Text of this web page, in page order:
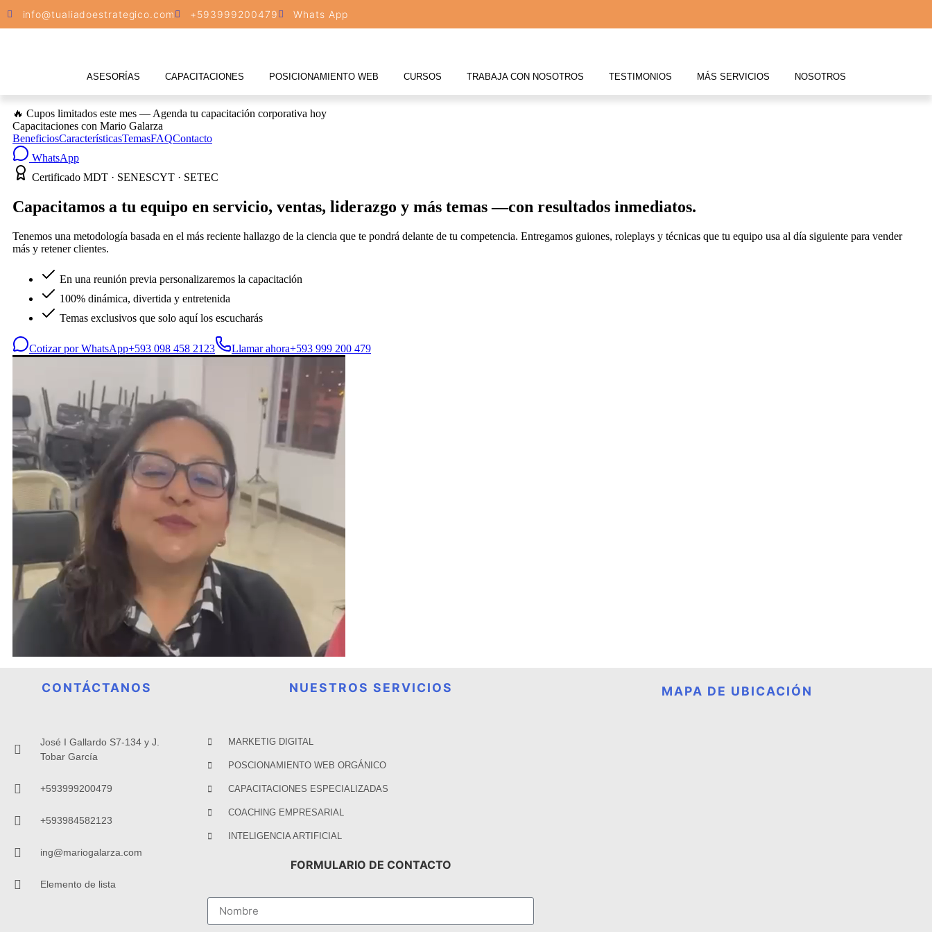
info@tualiadoestrategico.com +593999200479 Whats App
ASESORÍAS CAPACITACIONES POSICIONAMIENTO WEB CURSOS TRABAJA CON NOSOTROS TESTIMONIOS MÁS SERVICIOS NOSOTROS
CONTÁCTANOS
José I Gallardo S7-134 y J.
Tobar García
+593999200479
+593984582123
ing@mariogalarza.com
Elemento de lista
NUESTROS SERVICIOS
MARKETIG DIGITAL
POSCIONAMIENTO WEB ORGÁNICO
CAPACITACIONES ESPECIALIZADAS
COACHING EMPRESARIAL
INTELIGENCIA ARTIFICIAL
FORMULARIO DE CONTACTO
MAPA DE UBICACIÓN